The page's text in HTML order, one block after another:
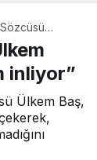
inim
inliyor”
Ülkem Baş,